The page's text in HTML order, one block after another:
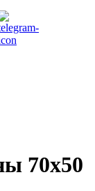
70х50